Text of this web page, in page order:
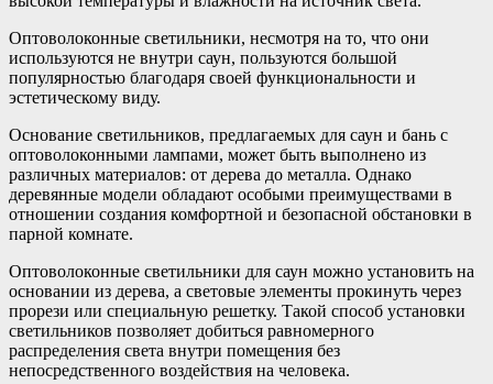
Оптоволоконные светильники, несмотря на то, что они
используются не внутри саун, пользуются большой
популярностью благодаря своей функциональности и
эстетическому виду.
Основание светильников, предлагаемых для саун и бань с
оптоволоконными лампами, может быть выполнено из
различных материалов: от дерева до металла. Однако
деревянные модели обладают особыми преимуществами в
отношении создания комфортной и безопасной обстановки в
парной комнате.
Оптоволоконные светильники для саун можно установить на
основании из дерева, а световые элементы прокинуть через
прорези или специальную решетку. Такой способ установки
светильников позволяет добиться равномерного
распределения света внутри помещения без
непосредственного воздействия на человека.